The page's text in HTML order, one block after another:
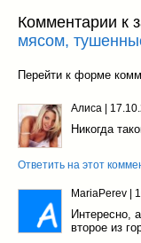
Комментарии к
мясом,
Перейти к форме
Алиса |
Никогда
Ответить на этот
MariaPerev |
Интересно,
второе из